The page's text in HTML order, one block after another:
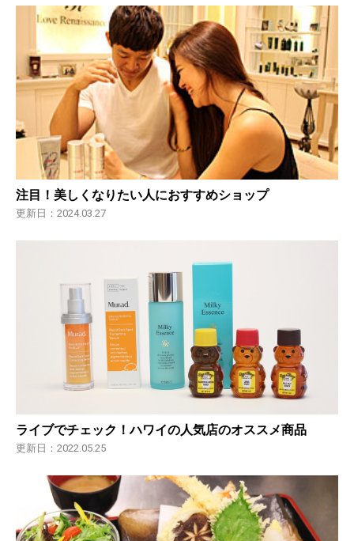
注目！美しくなりたい人におすすめショップ
更新日：2024.03.27
ライブでチェック！ハワイの人気店のオススメ商品
更新日：2022.05.25